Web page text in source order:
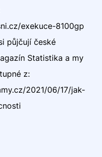
exekuce-8100gp
půjčují české
Statistika a my
z:
2021/06/17/jak-